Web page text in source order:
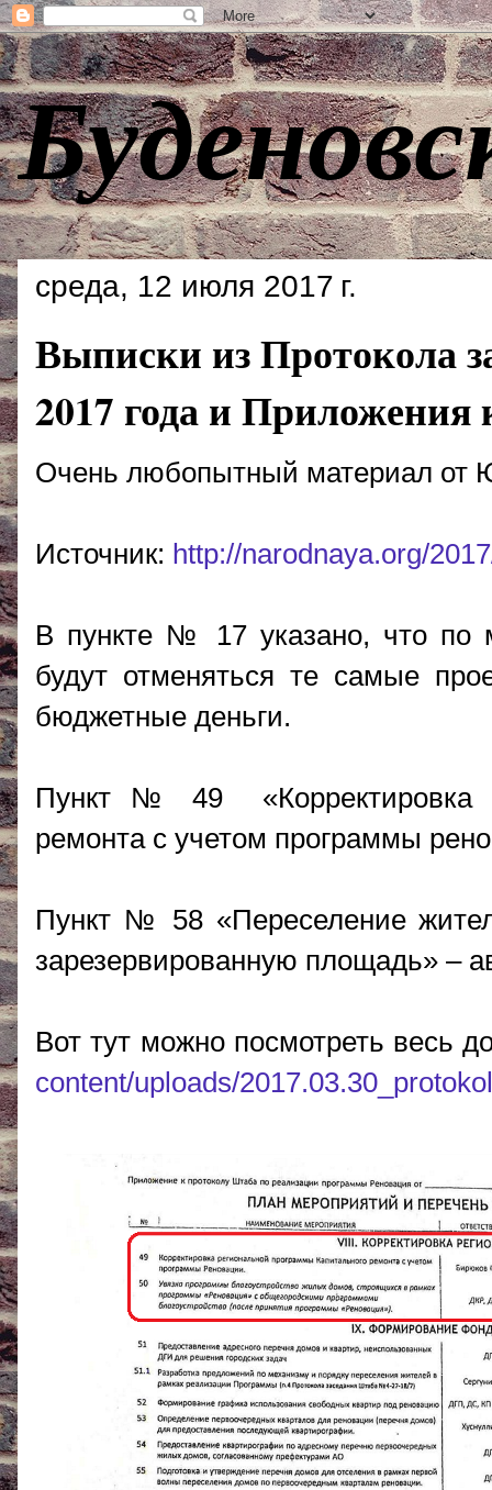
среда, 12 июля 2017 г.
Выписки из Протокола
2017 года и Приложения
Очень любопытный материал от
Источник: http://narodnaya.org/
В пункте № 17 указано, что по
будут отменяться те самые
бюджетные деньги.
Пункт № 49 «Корректировка
ремонта с учетом программы
Пункт № 58 «Переселение
зарезервированную площадь» –
Вот тут можно посмотреть весь
content/uploads/